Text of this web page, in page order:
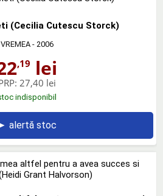
(Cecilia Cutescu Storck)
VREMEA- 2006
,19 lei
27,40 lei
indisponibil
alertă stoc